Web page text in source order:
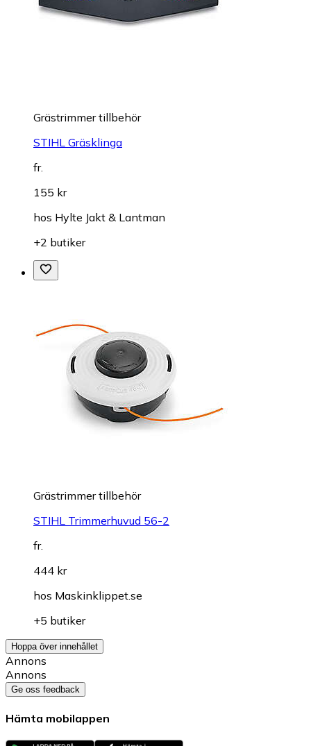
Grästrimmer tillbehör
STIHL Gräsklinga
fr.
155 kr
hos Hylte Jakt & Lantman
+2 butiker
Grästrimmer tillbehör
STIHL Trimmerhuvud 56-2
fr.
444 kr
hos Maskinklippet.se
+5 butiker
Hoppa över innehållet
Annons
Annons
Ge oss feedback
Hämta mobilappen